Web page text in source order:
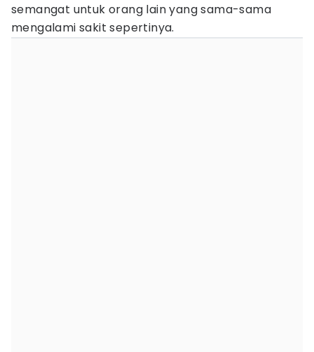
semangat untuk orang lain yang sama-sama
mengalami sakit sepertinya.